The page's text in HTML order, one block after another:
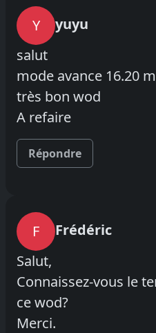
Y
yuyu
salut
mode avance 16.20
très bon wod
A refaire
Répondre
F
Frédéric
Salut,
Connaissez-vous le
ce wod?
Merci.